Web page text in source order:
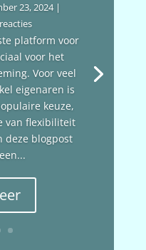
23, 2024|
platform voor
voor het
Voor veel
eigenaren is
keuze,
van flexibiliteit
deze blogpost